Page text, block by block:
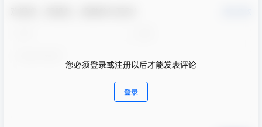
您必须登录或注册以后才能发表评论
登录